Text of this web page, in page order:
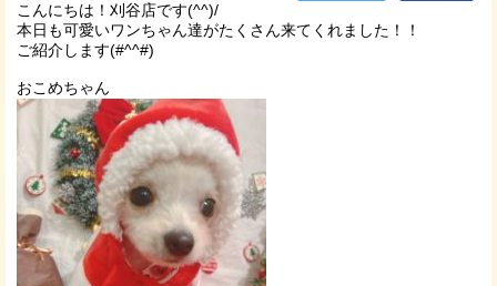
こんにちは！刈谷店です(^^)/
本日も可愛いワンちゃん達がたくさん来てくれました！！
ご紹介します(#^^#)
おこめちゃん